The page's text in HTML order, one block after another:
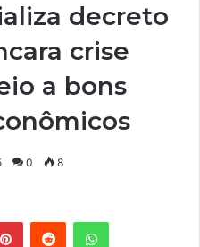
decreto
crise
a bons
0 8
PinterestReddit WhatsApp